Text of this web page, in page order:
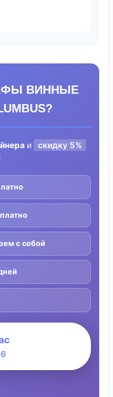
ВИННЫЕ
и скидку 5%
с собой